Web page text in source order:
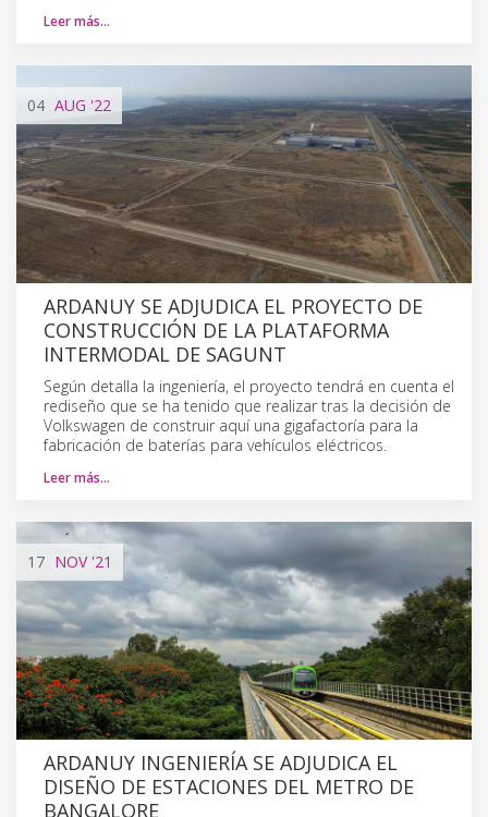
Leer más…
04 AUG '22
ARDANUY SE ADJUDICA EL PROYECTO DE
CONSTRUCCIÓN DE LA PLATAFORMA
INTERMODAL DE SAGUNT
Según detalla la ingeniería, el proyecto tendrá en cuenta el
rediseño que se ha tenido que realizar tras la decisión de
Volkswagen de construir aquí una gigafactoría para la
fabricación de baterías para vehículos eléctricos.
Leer más…
17 NOV'21
ARDANUY INGENIERÍA SE ADJUDICA EL
DISEÑO DE ESTACIONES DEL METRO DE
BANGALORE